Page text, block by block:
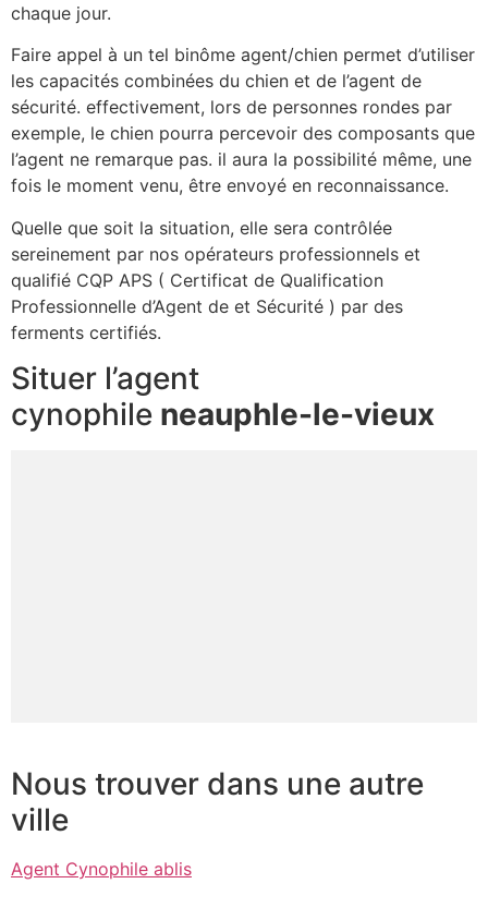
chaque jour.
Faire appel à un tel binôme agent/chien permet d’utiliser
les capacités combinées du chien et de l’agent de
sécurité. effectivement, lors de personnes rondes par
exemple, le chien pourra percevoir des composants que
l’agent ne remarque pas. il aura la possibilité même, une
fois le moment venu, être envoyé en reconnaissance.
Quelle que soit la situation, elle sera contrôlée
sereinement par nos opérateurs professionnels et
qualifié CQP APS ( Certificat de Qualification
Professionnelle d’Agent de et Sécurité ) par des
ferments certifiés.
Situer l’agent
cynophile neauphle-le-vieux
Nous trouver dans une autre
ville
Agent Cynophile ablis